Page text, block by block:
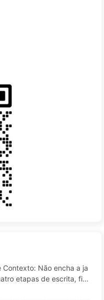
Contexto: Não encha a ja
etapas de escrita, filtr
fique atento à c